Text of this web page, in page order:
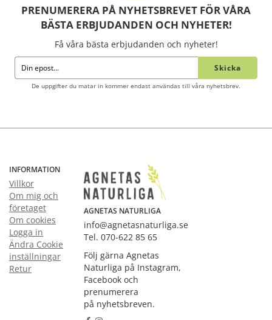
PRENUMERERA PÅ NYHETSBREVET FÖR VÅRA
BÄSTA ERBJUDANDEN OCH NYHETER!
Få våra bästa erbjudanden och nyheter!
Skicka
De uppgifter du matar in kommer endast användas till våra nyhetsbrev.
INFORMATION
Villkor
Om mig och
företaget
Om cookies
Logga in
Ändra Cookie
inställningar
Retur
AGNETAS NATURLIGA
info@agnetasnaturliga.se
Tel. 070-622 85 65
Följ gärna Agnetas
Naturliga på Instagram,
Facebook och
prenumerera
på nyhetsbreven.